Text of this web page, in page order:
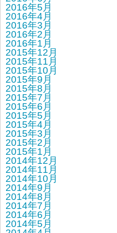
2016年5月
2016年4月
2016年3月
2016年2月
2016年1月
2015年12月
2015年11月
2015年10月
2015年9月
2015年8月
2015年7月
2015年6月
2015年5月
2015年4月
2015年3月
2015年2月
2015年1月
2014年12月
2014年11月
2014年10月
2014年9月
2014年8月
2014年7月
2014年6月
2014年5月